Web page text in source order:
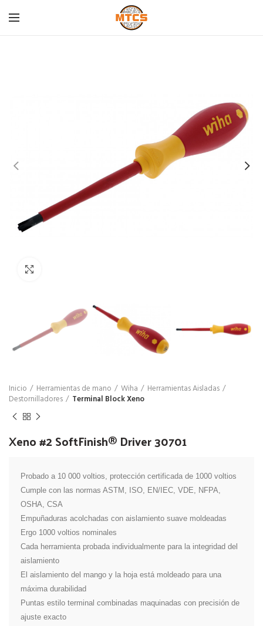
Inicio Herramientas de mano Wiha
Herramientas Aisladas
Destornilladores
Terminal Block Xeno
Xeno #2 SoftFinish® Driver 30701
Probado a 10 000 voltios, protección certificada de 1000 voltios
Cumple con las normas ASTM, ISO, EN/IEC, VDE, NFPA,
OSHA, CSA
Empuñaduras acolchadas con aislamiento suave moldeadas
Ergo 1000 voltios nominales
Cada herramienta probada individualmente para la integridad del
aislamiento
El aislamiento del mango y la hoja está moldeado para una
máxima durabilidad
Puntas estilo terminal combinadas maquinadas con precisión de
ajuste exacto